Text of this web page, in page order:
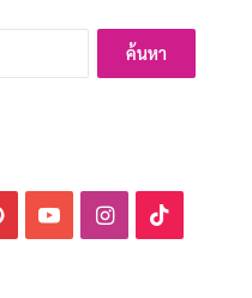
ค้นหา
สำหรับ:
PinterestYouTubeInstagram